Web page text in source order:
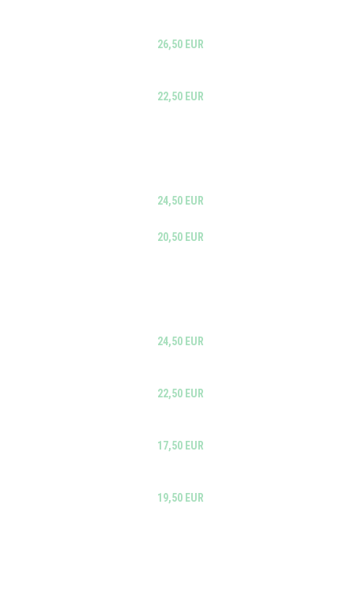
26,50 EUR
22,50 EUR
24,50 EUR
20,50 EUR
24,50 EUR
22,50 EUR
17,50 EUR
19,50 EUR